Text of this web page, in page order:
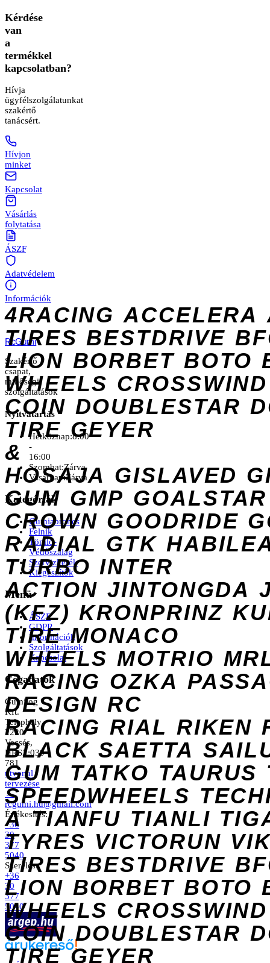
Kérdése
van
a
termékkel
kapcsolatban?
Hívja
ügyfélszolgálatunkat
szakértő
tanácsért.
Hívjon
minket
Kapcsolat
Vásárlás
folytatása
ÁSZF
Adatvédelem
Információk
4RACING ACCELERA
TIRES BESTDRIVE
LION BORBET BOTO
WHEELS CROSSWIND
COIN DOUBLESTAR
TIRE GEYER
&
HOSAJA GISLAVED
GUM GMP GOALSTAR
CROWN GOODRIDE
RADIAL GTK
TURBO INTER
ACTION JINTONGDA
(KFZ) KRONPRINZ
TIRE MONACO
WHEELS MOTRIO
RACING OZKA
DESIGN RC
RACING RIAL RIKEN
BLACK SAETTA
GUM TATKO TAURUS
SPEEDWHEELS
A TIANFU TIANLI
TYRES VICTORUN
TIRES BESTDRIVE
LION BORBET BOTO
WHEELS CROSSWIND
COIN DOUBLESTAR
TIRE GEYER
RcGumi
Szakértő
csapat,
minőségi
szolgáltatások
Nyitvatartás
Hétköznap:8:00
-
16:00
Szombat:Zárva
Vasárnap:Zárva
Kategóriák
Gumiabroncs
Felnik
Tömlő-
Védőszalag
Szervizkerék
Kiegészítők
Menü
ÁSZF
GDPR
Információk
Szolgáltatások
Kapcsolat
Cégadatok
Gumilog
Kft.
Telephely
2220
Vecsés,
HRSZ:039
781
útvonal
tervezése
→
rcgumi.hu@gmail.com
Értékesítés:
+36
30
377
5040
Szerelés:
+36
30
377
5040